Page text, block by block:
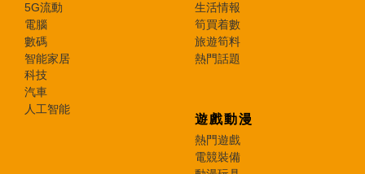
5G流動
電腦
數碼
智能家居
科技
汽車
人工智能
生活情報
筍買着數
旅遊筍料
熱門話題
遊戲動漫
熱門遊戲
電競裝備